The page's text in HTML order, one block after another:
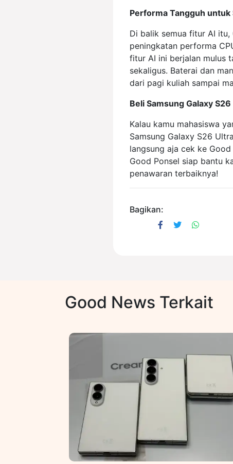
Performa Tangguh untuk
Di balik semua fitur AI
peningkatan performa
fitur AI ini berjalan mulus
sekaligus. Baterai dan
dari pagi kuliah sampai
Beli Samsung Galaxy
Kalau kamu mahasiswa
Samsung Galaxy S26
langsung aja cek ke
Good Ponsel siap bantu
penawaran terbaiknya!
Bagikan:
Good News Terkait